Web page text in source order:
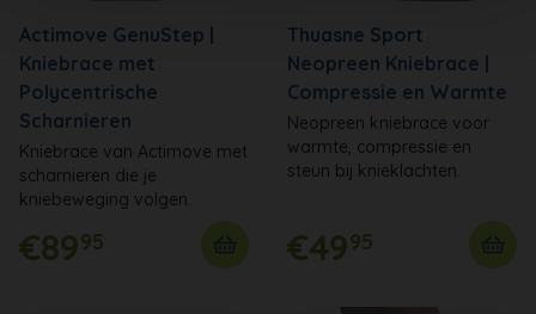
Actimove GenuStep |
Kniebrace met
Polycentrische
Scharnieren
Kniebrace van Actimove met
scharnieren die je
kniebeweging volgen.
€8995
Thuasne Sport
Neopreen Kniebrace |
Compressie en Warmte
Neopreen kniebrace voor
warmte, compressie en
steun bij knieklachten.
€4995